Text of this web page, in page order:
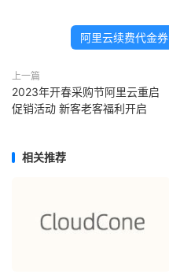
阿里云续费代金券
上一篇
2023年开春采购节阿里云重启
促销活动 新客老客福利开启
相关推荐